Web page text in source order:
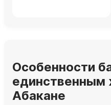
Особенности
единственным
Абакане